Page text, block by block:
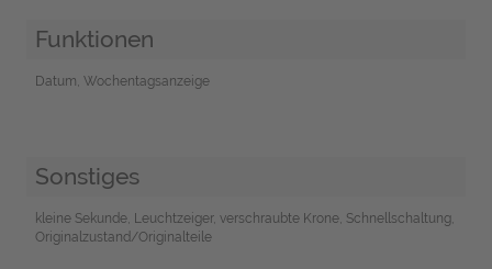
Funktionen
Datum, Wochentagsanzeige
Sonstiges
kleine Sekunde, Leuchtzeiger, verschraubte Krone, Schnellschaltung,
Originalzustand/Originalteile